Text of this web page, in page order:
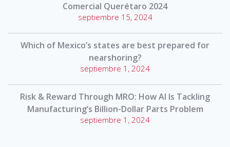
Comercial Querétaro 2024
septiembre 15, 2024
Which of Mexico’s states are best prepared for
nearshoring?
septiembre 1, 2024
Risk & Reward Through MRO: How AI Is Tackling
Manufacturing’s Billion-Dollar Parts Problem
septiembre 1, 2024